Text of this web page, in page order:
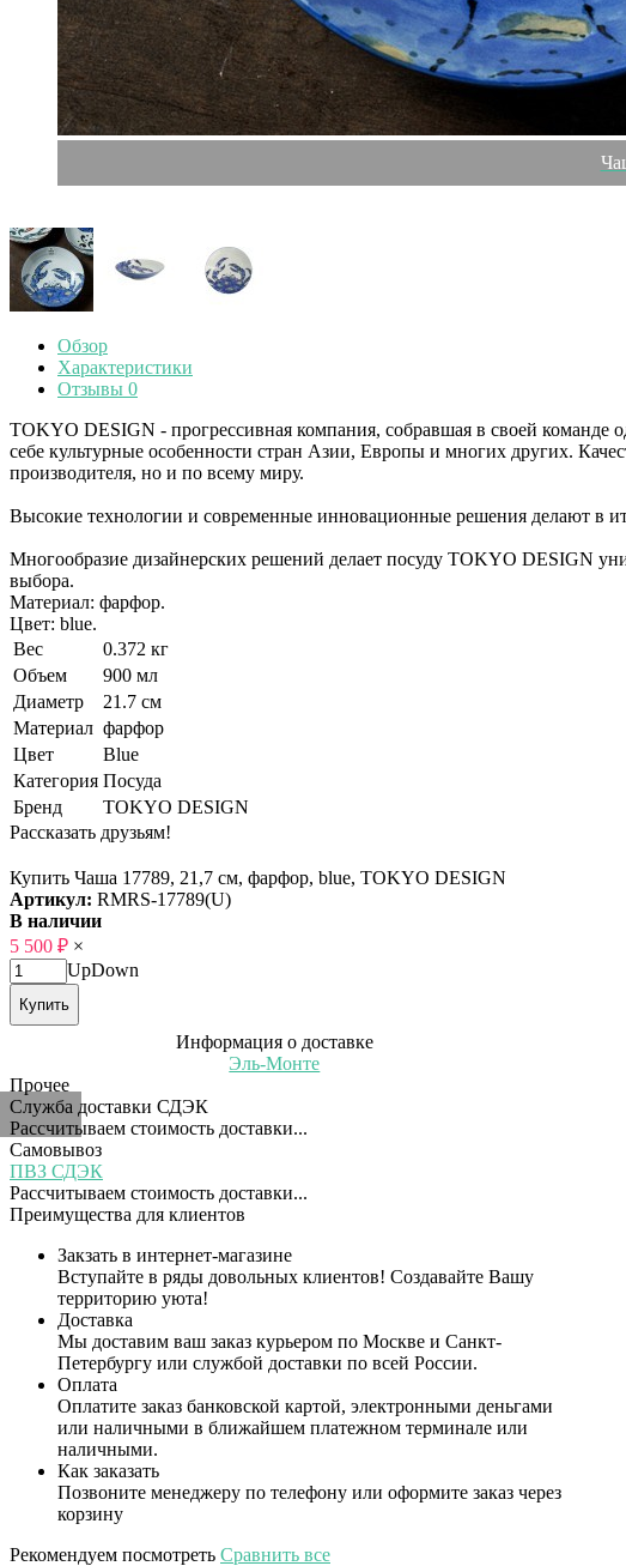
Обзор
Характеристики
Отзывы 0
TOKYO DESIGN - прогрессивная компания, собравшая в своей
себе культурные особенности стран Азии, Европы и многих других.
производителя, но и по всему миру.
Высокие технологии и современные инновационные решения делают в
Многообразие дизайнерских решений делает посуду TOKYO DESIGN
выбора.
Материал: фарфор.
Цвет: blue.
Вес
0.372 кг
Объем
900 мл
Диаметр
21.7 см
Материал фарфор
Цвет
Blue
Категория Посуда
Бренд
TOKYO DESIGN
Рассказать друзьям!
Купить Чаша 17789, 21,7 см, фарфор, blue, TOKYO DESIGN
Артикул: RMRS-17789(U)
В наличии
5 500 ₽ ×
UpDown
Купить
Информация о доставке
Эль-Монте
Прочее
Служба доставки СДЭК
Рассчитываем стоимость доставки...
Самовывоз
ПВЗ СДЭК
Рассчитываем стоимость доставки...
Преимущества для клиентов
Закзать в интернет-магазине
Вступайте в ряды довольных клиентов! Создавайте Вашу
территорию уюта!
Доставка
Мы доставим ваш заказ курьером по Москве и Санкт-
Петербургу или службой доставки по всей России.
Оплата
Оплатите заказ банковской картой, электронными деньгами
или наличными в ближайшем платежном терминале или
наличными.
Как заказать
Позвоните менеджеру по телефону или оформите заказ через
корзину
Рекомендуем посмотреть Сравнить все